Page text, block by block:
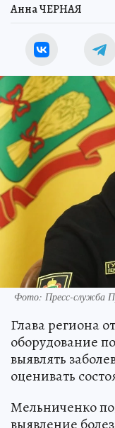
Анна ЧЕРНАЯ
Фото: Пресс-служба
Глава региона
оборудование
выявлять
оценивать
Мельниченко